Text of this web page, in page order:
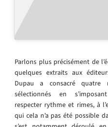
Parlons plus précisément de
quelques extraits aux
Dupau a consacré
sélectionnés en
respecter rythme et rimes, à
qui cela n’a pas été possible